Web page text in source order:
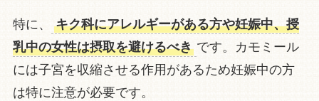
特に、
キク科にアレルギーがある方や妊娠中、授
乳中の女性は摂取を避けるべき です。カモミール
には子宮を収縮させる作用があるため妊娠中の方
は特に注意が必要です。